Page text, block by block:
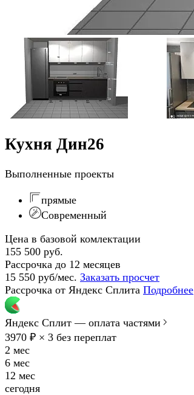
Кухня Дин26
Выполненные проекты
прямые
Современный
Цена в базовой комлектации
155 500 руб.
Рассрочка до 12 месяцев
15 550 руб/мес. Заказать просчет
Рассрочка от Яндекс Сплита Подробнее
Яндекс Сплит — оплата частями
3970 ₽ × 3 без переплат
2 мес
6 мес
12 мес
сегодня